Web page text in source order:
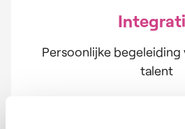
Persoonlijke begeleiding
talent